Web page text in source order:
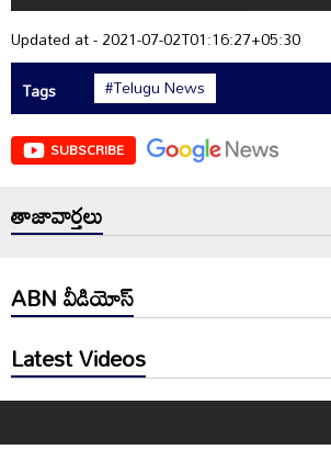
Updated at - 2021-07-02T01:16:27+05:30
Tags
#Telugu News
SUBSCRIBE
తాజావార్తలు
ABN వీడియోస్
Latest Videos